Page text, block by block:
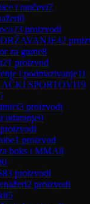
i rančevi7
0
23 proizvodi
42
za gume8
21 proizvod
i podmazivanje11
SPORTOVI19
3 proizvodi
udaranje0
1 proizvod
boks i MMA8
0
83 proizvodi
2 proizvodi
5